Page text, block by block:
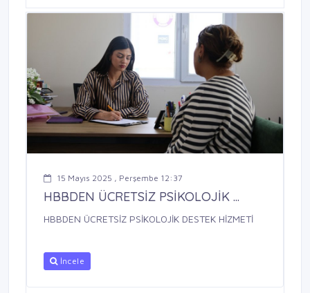
15 Mayıs 2025 , Perşembe 12:37
HBBDEN ÜCRETSİZ PSİKOLOJİK ...
HBBDEN ÜCRETSİZ PSİKOLOJİK DESTEK HİZMETİ
İncele